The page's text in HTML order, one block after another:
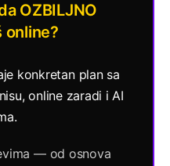
OZBILJNO
online?
konkretan plan sa
online zaradi i AI
— od osnova